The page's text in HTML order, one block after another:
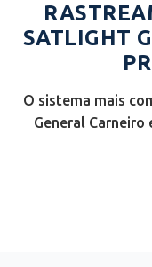
SATLIGHT
PR
O sistema mais
General Carneiro